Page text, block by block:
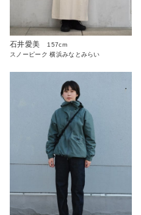
石井愛美
157cm
スノーピーク 横浜みなとみらい